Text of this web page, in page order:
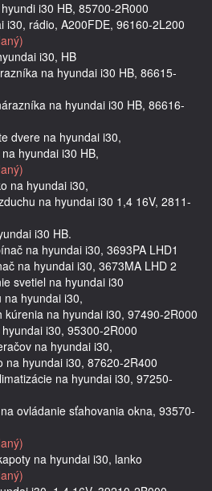
i30 HB, 85700-2R000
i30, rádio, A200FDE, 96160-2L200
i30, HB
na hyundai i30 HB, 86615-
na hyundai i30 HB, 86616-
dvere na hyundai i30,
hyundai i30 HB,
na hyundai i30,
na hyundai i30 1,4 16V, 2811-
i30 HB.
na hyundai i30, 3693PA LHD1
na hyundai i30, 3673MA LHD 2
svetiel na hyundai i30
hyundai i30,
kúrenia na hyundai i30, 97490-2R000
i30, 95300-2R000
na hyundai i30,
na hyundai i30, 87620-2R400
na hyundai i30, 97250-
ovládanie sťahovania okna, 93570-
na hyundai i30, lanko